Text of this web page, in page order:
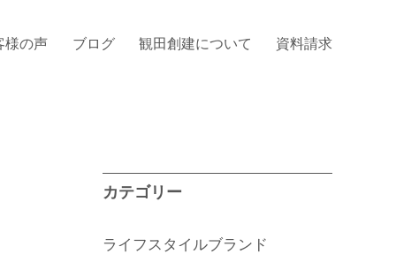
様の声 ブログ 観田創建について 資料請求
カテゴリー
ライフスタイルブランド